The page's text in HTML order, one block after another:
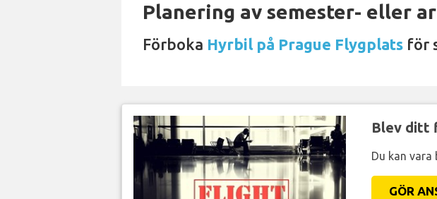
Planering av semester- eller
Förboka Hyrbil på Prague Flygplats för
Blev ditt
Du kan
GÖR